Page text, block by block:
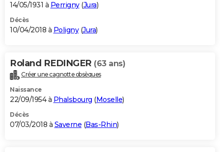
14/05/1931 à Perrigny(Jura)
Décès
10/04/2018 à Poligny(Jura)
Roland REDINGER (63 ans)
Créer une cagnotte obsèques
Naissance
22/09/1954 à Phalsbourg (Moselle)
Décès
07/03/2018 à Saverne (Bas-Rhin)